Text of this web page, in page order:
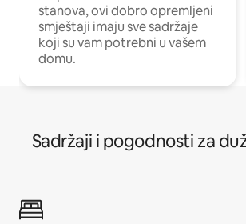
stanova, ovi dobro opremljeni
smještaji imaju sve sadržaje
koji su vam potrebni u vašem
domu.
Sadržaji i pogodnosti za